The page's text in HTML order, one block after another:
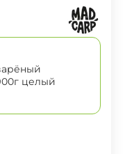
целый